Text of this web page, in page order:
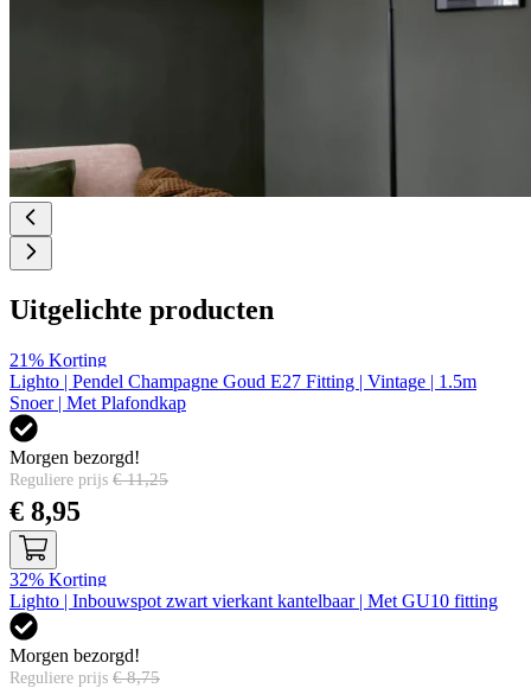
Uitgelichte producten
21% Korting
Lighto | Pendel Champagne Goud E27 Fitting | Vintage | 1.5m
Snoer | Met Plafondkap
Morgen bezorgd!
Reguliere prijs € 11,25
Speciale prijs
€ 8,95
32% Korting
Lighto | Inbouwspot zwart vierkant kantelbaar | Met GU10 fitting
Morgen bezorgd!
Reguliere prijs € 8,75